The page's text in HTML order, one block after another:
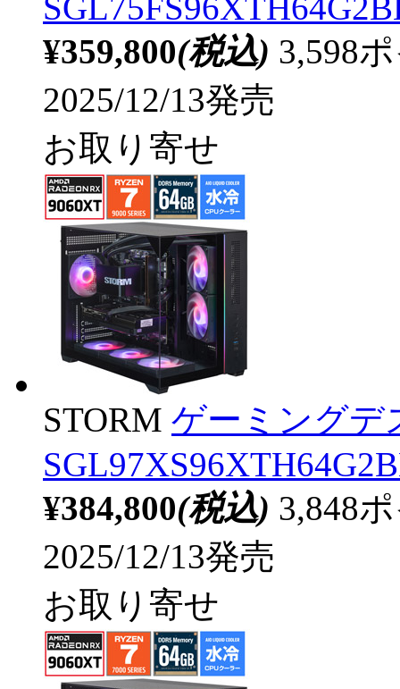
¥359,800(税込) 3,598
2025/12/13発売
お取り寄せ
STORM ゲーミングデ
¥384,800(税込) 3,848
2025/12/13発売
お取り寄せ